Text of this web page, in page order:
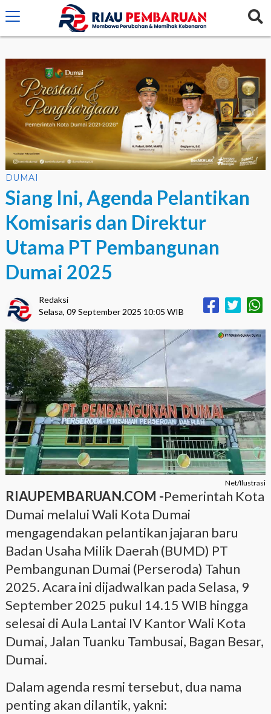
crossorigin="anonymous">
DUMAI
Siang Ini, Agenda Pelantikan
Komisaris dan Direktur
Utama PT Pembangunan
Dumai 2025
Redaksi
Selasa, 09 September 2025 10:05 WIB
Net/Ilustrasi
RIAUPEMBARUAN.COM -Pemerintah Kota
Dumai melalui Wali Kota Dumai
mengagendakan pelantikan jajaran baru
Badan Usaha Milik Daerah (BUMD) PT
Pembangunan Dumai (Perseroda) Tahun
2025. Acara ini dijadwalkan pada Selasa, 9
September 2025 pukul 14.15 WIB hingga
selesai di Aula Lantai IV Kantor Wali Kota
Dumai, Jalan Tuanku Tambusai, Bagan Besar,
Dumai.
Dalam agenda resmi tersebut, dua nama
penting akan dilantik, yakni: